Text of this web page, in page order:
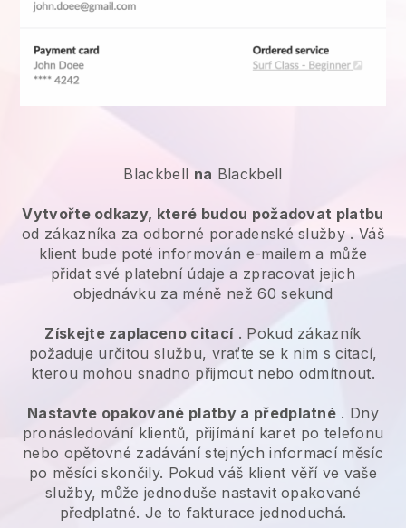
Blackbell na Blackbell
Vytvořte odkazy, které budou požadovat platbu
od zákazníka zaodborné poradenské služby . Váš
klient bude poté informován e-mailem a může
přidat své platební údaje a zpracovat jejich
objednávku za méně než 60 sekund
Získejte zaplaceno citací. Pokud zákazník
požaduje určitou službu, vraťte se k nim s citací,
kterou mohou snadno přijmout nebo odmítnout.
Nastavte opakované platby a předplatné . Dny
pronásledování klientů, přijímání karet po telefonu
nebo opětovné zadávání stejných informací měsíc
po měsíci skončily. Pokud váš klient věří ve vaše
služby, může jednoduše nastavit opakované
předplatné. Je to fakturace jednoduchá.